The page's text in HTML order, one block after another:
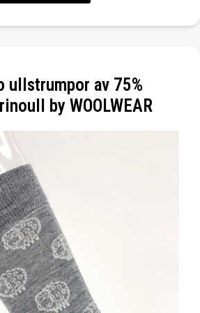
ullstrumpor av 75%
by WOOLWEAR